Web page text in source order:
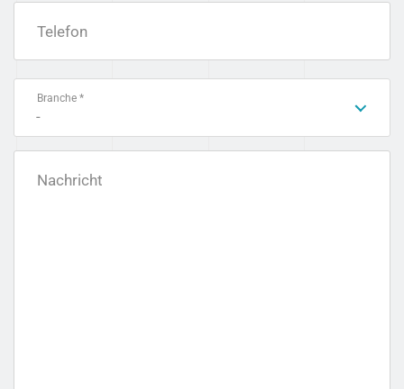
Telefon
Branche *
-
Nachricht